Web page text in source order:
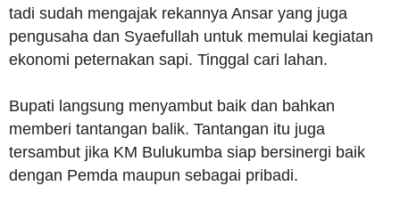
tadi sudah mengajak rekannya Ansar yang juga
pengusaha dan Syaefullah untuk memulai kegiatan
ekonomi peternakan sapi. Tinggal cari lahan.
Bupati langsung menyambut baik dan bahkan
memberi tantangan balik. Tantangan itu juga
tersambut jika KM Bulukumba siap bersinergi baik
dengan Pemda maupun sebagai pribadi.